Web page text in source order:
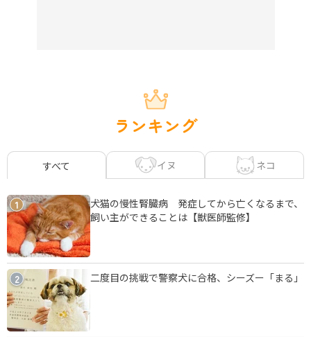
ランキング
すべて イヌ ネコ
1
犬猫の慢性腎臓病 発症してから亡くなるまで、
飼い主ができることは【獣医師監修】
2 二度目の挑戦で警察犬に合格、シーズー「まる」